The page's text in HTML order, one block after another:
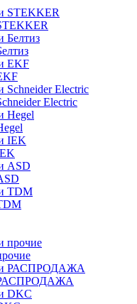
Electric
РАСПРОДАЖА